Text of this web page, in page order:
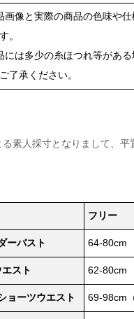
画像と実際の商品の色味や
。
には多少の糸ほつれ等があ
了承ください。
る素人採寸となりまして、平
フリー
ーバスト 64-80cm
エスト 62-80cm
ョーツウエスト 69-98cm